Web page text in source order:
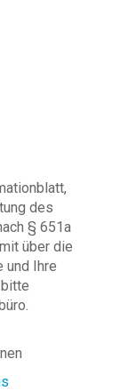
des
§ 651a
über die
und Ihre